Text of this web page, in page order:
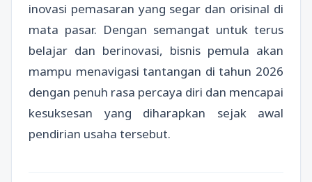
inovasi pemasaran yang segar dan orisinal di
mata pasar. Dengan semangat untuk terus
belajar dan berinovasi, bisnis pemula akan
mampu menavigasi tantangan di tahun 2026
dengan penuh rasa percaya diri dan mencapai
kesuksesan yang diharapkan sejak awal
pendirian usaha tersebut.